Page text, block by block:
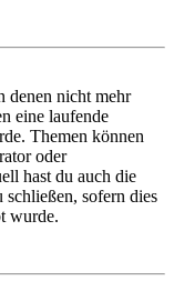
denen nicht mehr
eine laufende
Themen können
oder
hast du auch die
sofern dies
wurde.